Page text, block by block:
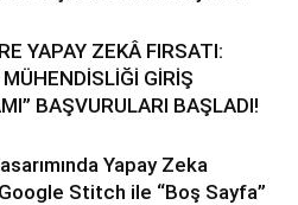
YAPAY ZEKÂ FIRSATI:
GİRİŞ
BAŞVURULARI BAŞLADI!
Yapay Zeka
Stitch ile “Boş Sayfa”